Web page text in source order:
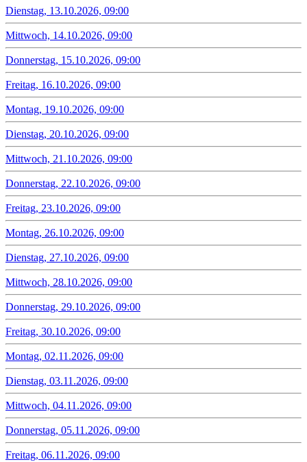
Dienstag, 13.10.2026, 09:00
Mittwoch, 14.10.2026, 09:00
Donnerstag, 15.10.2026, 09:00
Freitag, 16.10.2026, 09:00
Montag, 19.10.2026, 09:00
Dienstag, 20.10.2026, 09:00
Mittwoch, 21.10.2026, 09:00
Donnerstag, 22.10.2026, 09:00
Freitag, 23.10.2026, 09:00
Montag, 26.10.2026, 09:00
Dienstag, 27.10.2026, 09:00
Mittwoch, 28.10.2026, 09:00
Donnerstag, 29.10.2026, 09:00
Freitag, 30.10.2026, 09:00
Montag, 02.11.2026, 09:00
Dienstag, 03.11.2026, 09:00
Mittwoch, 04.11.2026, 09:00
Donnerstag, 05.11.2026, 09:00
Freitag, 06.11.2026, 09:00